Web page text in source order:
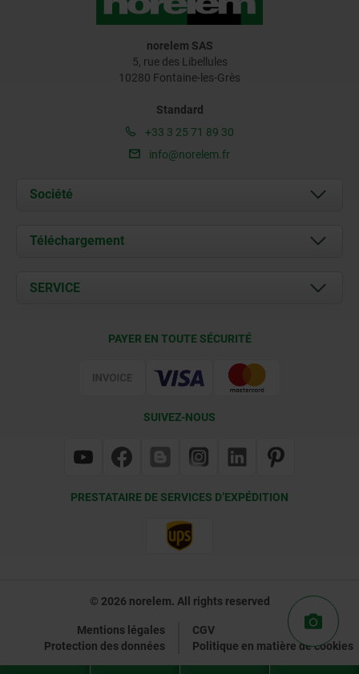
norelem SAS
5, rue des Libellules
10280 Fontaine-les-Grès
Standard
+33 3 25 71 89 30
info@norelem.fr
Société
À propos de nous
Contact
Téléchargement
Documents
SERVICE
PAYER EN TOUTE SÉCURITÉ
SUIVEZ-NOUS
PRESTATAIRE DE SERVICES D’EXPÉDITION
© 2026 norelem. All rights reserved
Mentions légales
CGV
Protection des données
Politique en matière de cookies